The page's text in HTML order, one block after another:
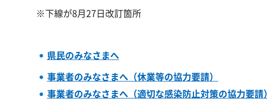
※下線が8月27日改訂箇所
県民のみなさまへ
事業者のみなさまへ（休業等の協力要請）
事業者のみなさまへ（適切な感染防止対策の協力要請）